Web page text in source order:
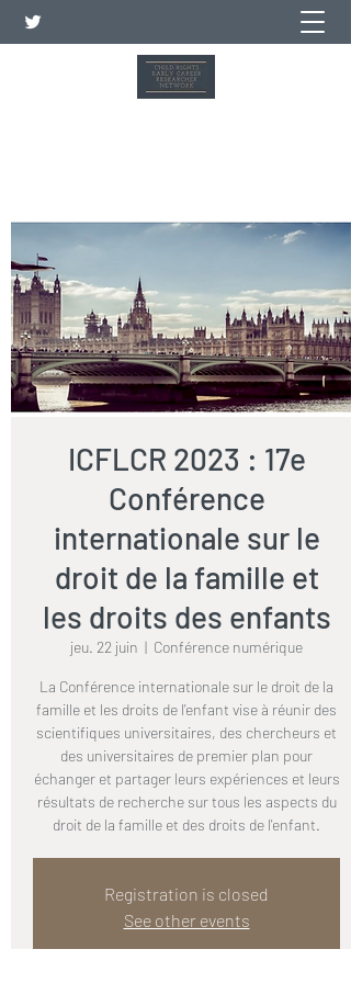
ICFLCR 2023 : 17e
Conférence
internationale sur le
droit de la famille et
les droits des enfants
jeu. 22 juin
  |
Conférence numérique
La Conférence internationale sur le droit de la
famille et les droits de l'enfant vise à réunir des
scientifiques universitaires, des chercheurs et
des universitaires de premier plan pour
échanger et partager leurs expériences et leurs
résultats de recherche sur tous les aspects du
droit de la famille et des droits de l'enfant.
Registration is closed
See other events